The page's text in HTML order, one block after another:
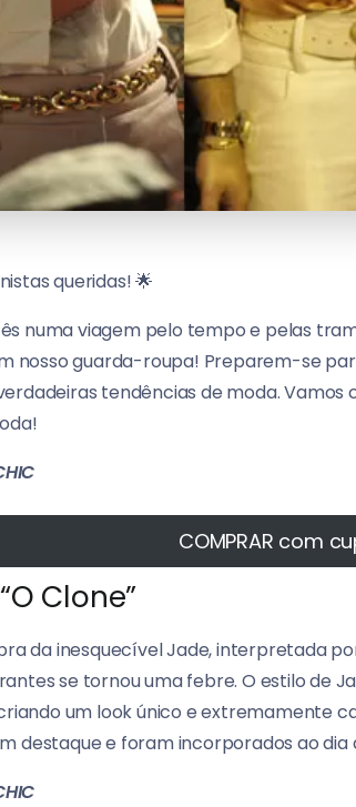
queridas! 🌟
numa viagem pelo tempo e pelas
nosso guarda-roupa! Preparem-se
tendências de moda.
COMPRAR com
Clone”
da inesquecível Jade, interpretada
se tornou uma febre. O estilo de
um look único e extremamente
destaque e foram incorporados ao dia